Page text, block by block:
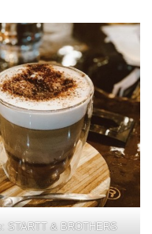
STARTT & BROTHERS